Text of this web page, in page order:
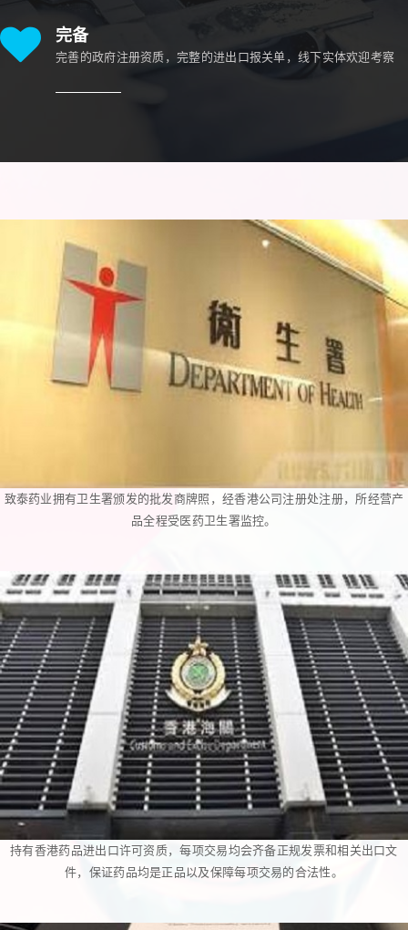
完备
完善的政府注册资质，完整的进出口报关单，线下实体欢迎考察
致泰药业拥有卫生署颁发的批发商牌照，经香港公司注册处注册，所经营产
品全程受医药卫生署监控。
持有香港药品进出口许可资质，每项交易均会齐备正规发票和相关出口文
件，保证药品均是正品以及保障每项交易的合法性。